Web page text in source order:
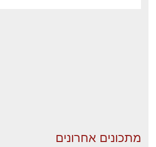
מתכונים אחרונים